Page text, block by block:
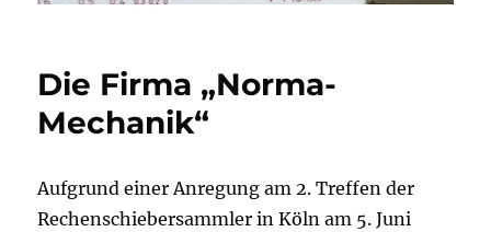
Die Firma „Norma-
Mechanik“
Aufgrund einer Anregung am 2. Treffen der
Rechenschiebersammler in Köln am 5. Juni